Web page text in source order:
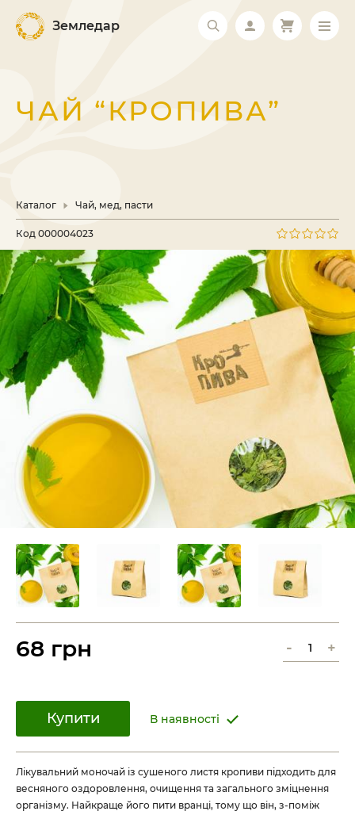
Земледар
ЧАЙ “КРОПИВА”
Каталог Чай, мед, пасти
Код 000004023
Лікувальний моночай із сушеного листя кропиви підходить для
весняного оздоровлення, очищення та загального зміцнення
організму. Найкраще його пити вранці, тому що він, з-поміж
68 грн - +
Купити В наявності